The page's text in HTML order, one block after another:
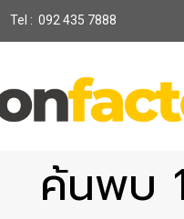
Tel : 092 435 7888
ค้นพบ